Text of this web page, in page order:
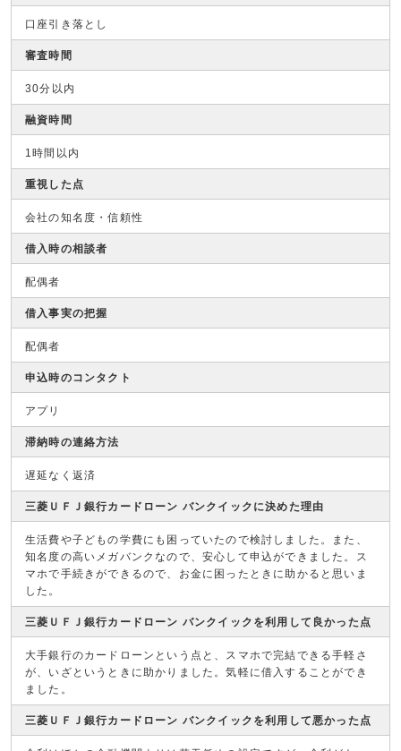
口座引き落とし
審査時間
30分以内
融資時間
1時間以内
重視した点
会社の知名度・信頼性
借入時の相談者
配偶者
借入事実の把握
配偶者
申込時のコンタクト
アプリ
滞納時の連絡方法
遅延なく返済
三菱ＵＦＪ銀行カードローン バンクイックに決めた理由
生活費や子どもの学費にも困っていたので検討しました。また、
知名度の高いメガバンクなので、安心して申込ができました。ス
マホで手続きができるので、お金に困ったときに助かると思いま
した。
三菱ＵＦＪ銀行カードローン バンクイックを利用して良かった点
大手銀行のカードローンという点と、スマホで完結できる手軽さ
が、いざというときに助かりました。気軽に借入することができ
ました。
三菱ＵＦＪ銀行カードローン バンクイックを利用して悪かった点